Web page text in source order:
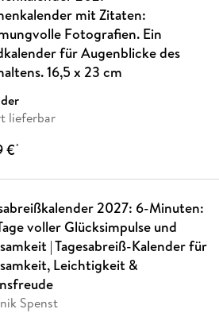
mit Zitaten:
Fotografien. Ein
für Augenblicke des
16,5 x 23 cm
lieferbar
€*
2027: 6-Minuten:
voller Glücksimpulse und
| Tagesabreiß-Kalender für
Leichtigkeit &
Spenst